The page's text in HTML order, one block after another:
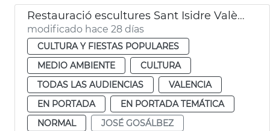
Restauració escultures Sant Isidre València
modificado hace 28 días
CULTURA Y FIESTAS POPULARES
MEDIO AMBIENTE
CULTURA
TODAS LAS AUDIENCIAS
VALENCIA
EN PORTADA
EN PORTADA TEMÁTICA
NORMAL
JOSÉ GOSÁLBEZ